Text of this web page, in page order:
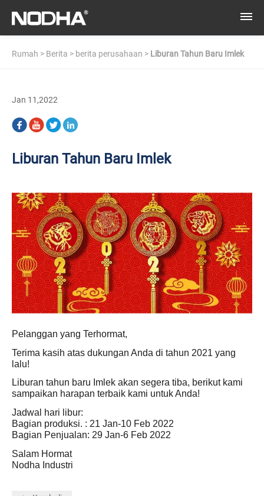
Rumah > Berita > berita perusahaan > Liburan Tahun Baru Imlek
Jan 11,2022
Liburan Tahun Baru Imlek
Pelanggan yang Terhormat,
Terima kasih atas dukungan Anda di tahun 2021 yang
lalu!
Liburan tahun baru Imlek akan segera tiba, berikut kami
sampaikan harapan terbaik kami untuk Anda!
Jadwal hari libur:
Bagian produksi. : 21 Jan-10 Feb 2022
Bagian Penjualan: 29 Jan-6 Feb 2022
Salam Hormat
Nodha Industri